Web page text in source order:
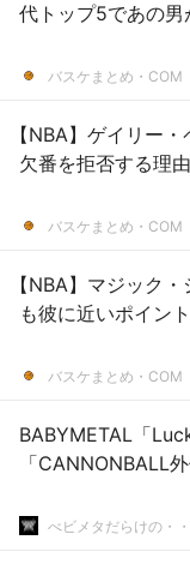
代トップ5であの
バスケまとめ・COM
【NBA】ゲイリー
欠番を拒否する理
バスケまとめ・COM
【NBA】マジック
も彼に近いポイン
バスケまとめ・COM
BABYMETAL「
「CANNONBALL
べビメタだらけの・・